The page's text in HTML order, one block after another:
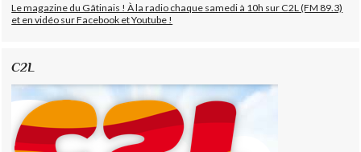
Le magazine du Gâtinais ! À la radio chaque samedi à 10h sur C2L (FM 89.3)
et en vidéo sur Facebook et Youtube !
C2L